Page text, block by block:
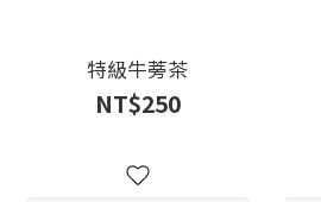
特級牛蒡茶
NT$250